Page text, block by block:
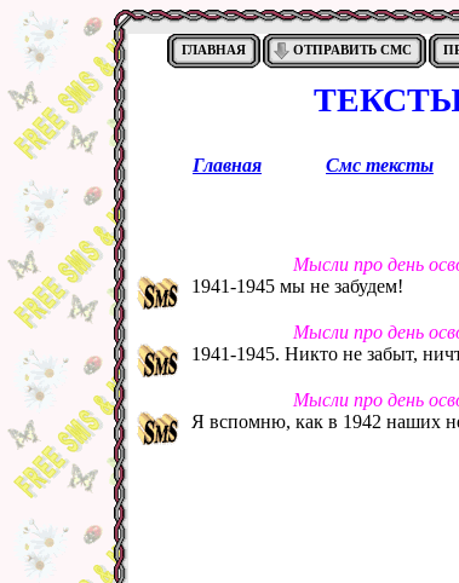
ГЛАВНАЯ ОТПРАВИТЬ СМС
Главная Смс тексты
Мысли про день
1941-1945 мы не забудем!
Мысли про день
1941-1945. Никто не забыт,
Мысли про день
Я вспомню, как в 1942 наших